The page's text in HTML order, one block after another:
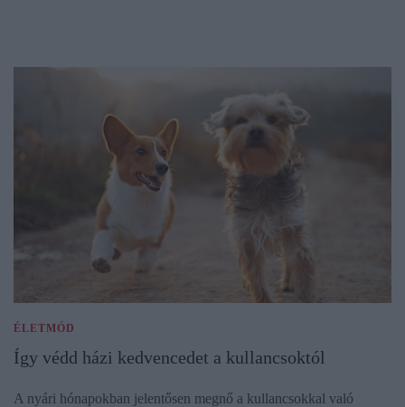
ÉLETMÓD
Így védd házi kedvencedet a kullancsoktól
A nyári hónapokban jelentősen megnő a kullancsokkal való